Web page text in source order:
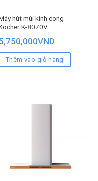
hút mùi kính cong
K-8070V
5,750,000VND
Thêm vào giỏ hàng